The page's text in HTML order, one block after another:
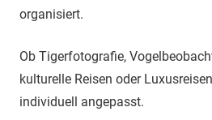
organisiert.
Ob Tigerfotografie,
kulturelle Reisen oder
individuell angepasst.